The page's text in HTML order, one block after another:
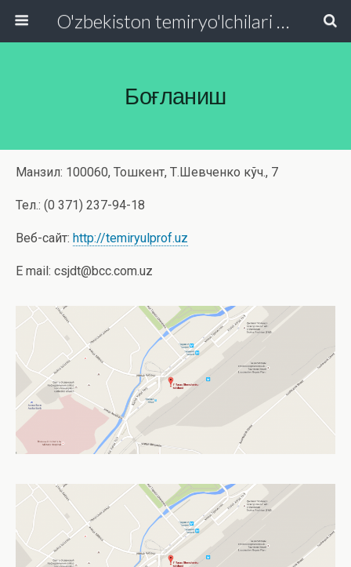
O'zbekiston temiryo'lchilari va transport quruvchilari kasaba uyushmasi Respublika Kengashi
Боғланиш
Манзил: 100060, Тошкент, Т.Шевченко кўч., 7
Тел.: (0 371) 237-94-18
Веб-сайт: http://temiryulprof.uz
E mail: csjdt@bcc.com.uz